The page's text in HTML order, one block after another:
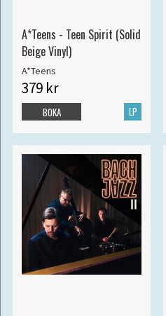
A*Teens - Teen Spirit (Solid
Beige Vinyl)
A*Teens
379 kr
LP
BOKA